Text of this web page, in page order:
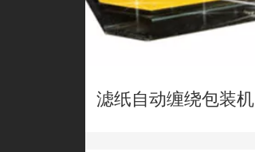
滤纸自动缠绕包装机